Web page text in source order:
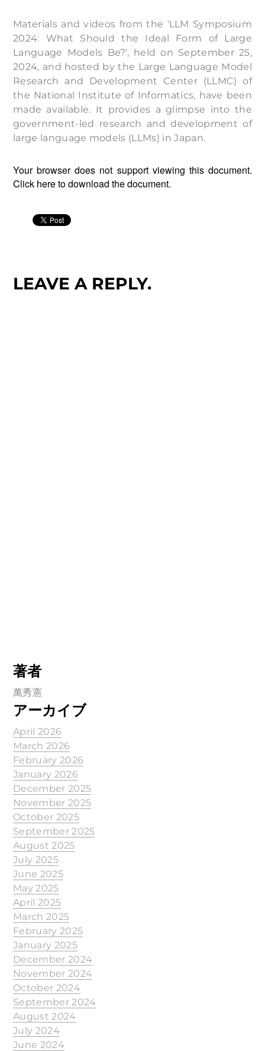
Materials and videos from the 'LLM Symposium
2024: What Should the Ideal Form of Large
Language Models Be?', held on September 25,
2024, and hosted by the Large Language Model
Research and Development Center (LLMC) of
the National Institute of Informatics, have been
made available. It provides a glimpse into the
government-led research and development of
large language models (LLMs) in Japan.
Your browser does not support viewing this document.
Click hereto download the document.
LEAVE A REPLY.
著者
萬秀憲
アーカイブ
April 2026
March 2026
February 2026
January 2026
December 2025
November 2025
October 2025
September 2025
August 2025
July 2025
June 2025
May 2025
April 2025
March 2025
February 2025
January 2025
December 2024
November 2024
October 2024
September 2024
August 2024
July 2024
June 2024